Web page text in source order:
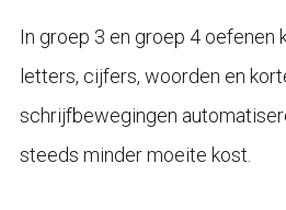
In groep 3 en groep 4 oefenen
letters, cijfers, woorden en
schrijfbewegingen
steeds minder moeite kost.